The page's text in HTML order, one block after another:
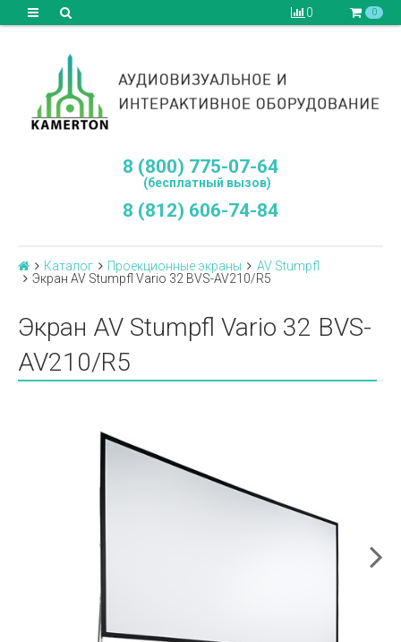
0 0
8 (800) 775-07-64
(бесплатный вызов)
8 (812) 606-74-84
Каталог Проекционные экраны
AV Stumpfl
Экран AV Stumpfl Vario 32 BVS-AV210/R5
Экран AV Stumpfl Vario 32 BVS-
AV210/R5